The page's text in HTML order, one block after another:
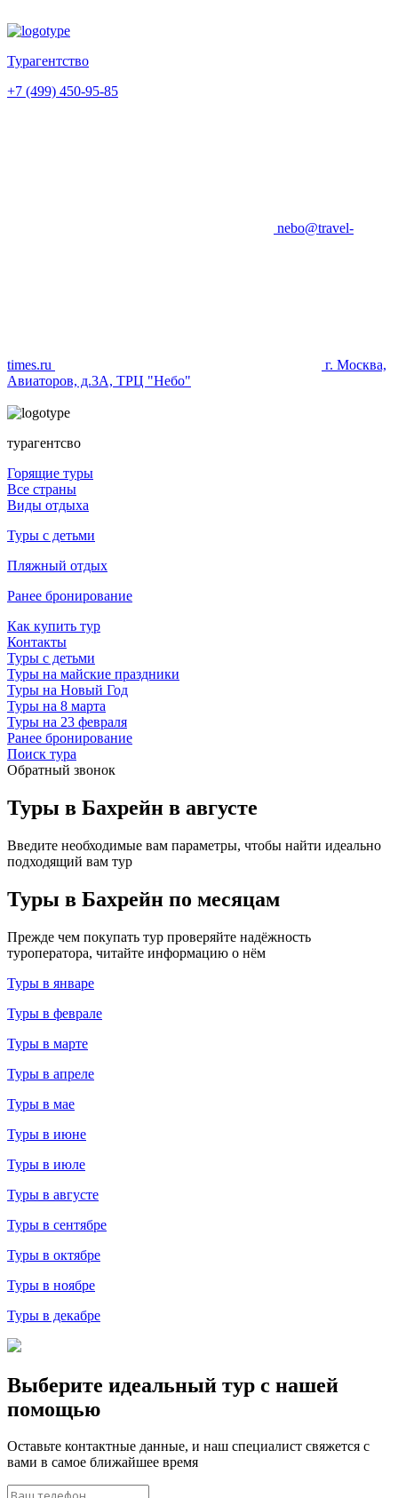
Турагентство
+7 (499) 450-95-85
nebo@travel-
times.ru
г. Москва,
Авиаторов, д.3А, ТРЦ "Небо"
турагентсво
Горящие туры
Все страны
Виды отдыха
Туры с детьми
Пляжный отдых
Ранее бронирование
Как купить тур
Контакты
Туры с детьми
Туры на майские праздники
Туры на Новый Год
Туры на 8 марта
Туры на 23 февраля
Ранее бронирование
Поиск тура
Обратный звонок
Туры в Бахрейн в августе
Введите необходимые вам параметры, чтобы найти идеально
подходящий вам тур
Туры в Бахрейн по месяцам
Прежде чем покупать тур проверяйте надёжность
туроператора, читайте информацию о нём
Туры в январе
Туры в феврале
Туры в марте
Туры в апреле
Туры в мае
Туры в июне
Туры в июле
Туры в августе
Туры в сентябре
Туры в октябре
Туры в ноябре
Туры в декабре
Выберите идеальный тур с нашей
помощью
Оставьте контактные данные, и наш специалист свяжется с
вами в самое ближайшее время